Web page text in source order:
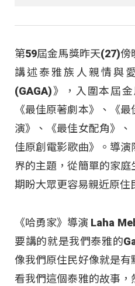
第59屆金馬獎昨天(27)傍
講述泰雅族人親情與
(GAGA)》，入圍本屆
《最佳原著劇本》、《
演》、《最佳女配角》
佳原創電影歌曲》。導
界的主題，從簡單的家庭
期盼大眾更容易親近原住
《哈勇家》導演 Laha
要講的就是我們泰雅的
像我們原住民好像就是
看我們這個泰雅的故事